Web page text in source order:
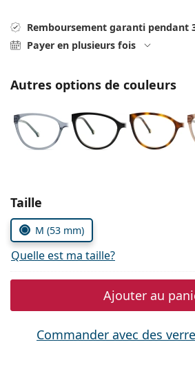
Prada
Remboursement garanti pendant
Payer en plusieurs fois
Autres options de couleurs
Choisissez les
Taille
M (53 mm)
Quelle est ma taille?
Ajouter au
Commander avec des